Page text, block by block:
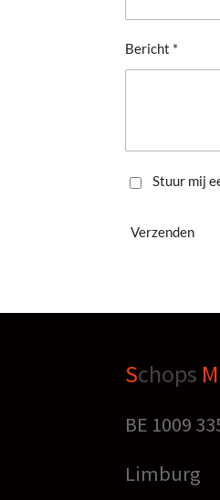
Bericht *
Stuur mij
Verzenden
Schops M
BE 1009
Limburg